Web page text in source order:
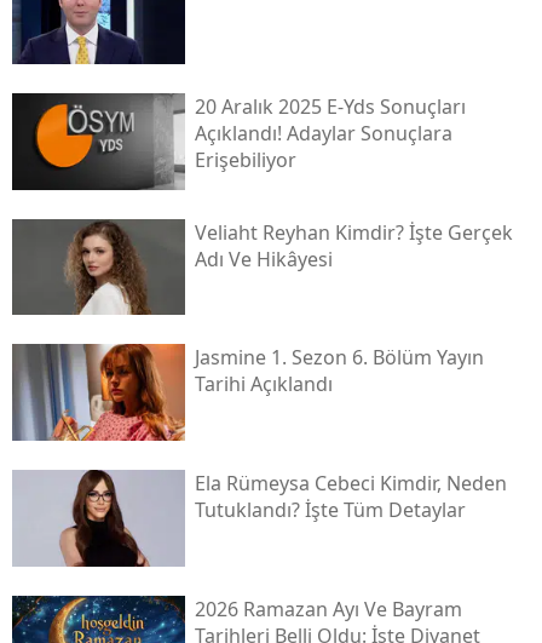
20 Aralık 2025 E-Yds Sonuçları
Açıklandı! Adaylar Sonuçlara
Erişebiliyor
Veliaht Reyhan Kimdir? İşte Gerçek
Adı Ve Hikâyesi
Jasmine 1. Sezon 6. Bölüm Yayın
Tarihi Açıklandı
Ela Rümeysa Cebeci Kimdir, Neden
Tutuklandı? İşte Tüm Detaylar
2026 Ramazan Ayı Ve Bayram
Tarihleri Belli Oldu: İşte Diyanet